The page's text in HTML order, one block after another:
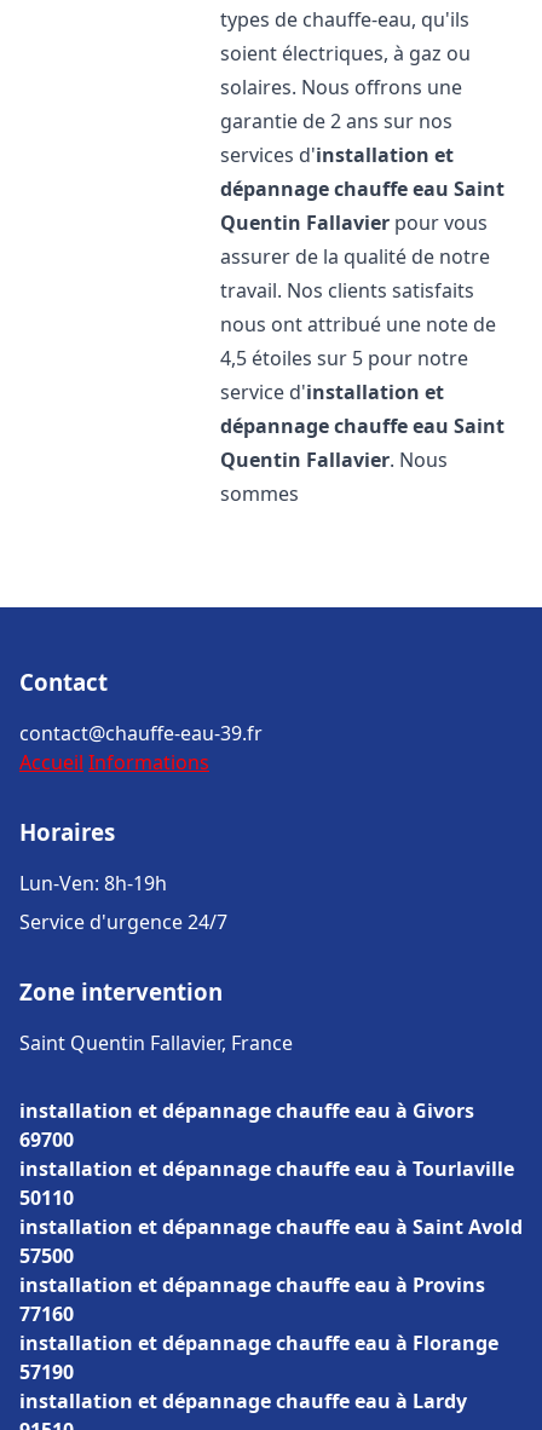
types de chauffe-eau, qu'ils
soient électriques, à gaz ou
solaires. Nous offrons une
garantie de 2 ans sur nos
services d'installation et
dépannage chauffe eau Saint
Quentin Fallavier pour vous
assurer de la qualité de notre
travail. Nos clients satisfaits
nous ont attribué une note de
4,5 étoiles sur 5 pour notre
service d'installation et
dépannage chauffe eau Saint
Quentin Fallavier. Nous
sommes
Contact
contact@chauffe-eau-39.fr
Accueil Informations
Horaires
Lun-Ven: 8h-19h
Service d'urgence 24/7
Zone intervention
Saint Quentin Fallavier, France
installation et dépannage chauffe eau à Givors
69700
installation et dépannage chauffe eau à Tourlaville
50110
installation et dépannage chauffe eau à Saint Avold
57500
installation et dépannage chauffe eau à Provins
77160
installation et dépannage chauffe eau à Florange
57190
installation et dépannage chauffe eau à Lardy